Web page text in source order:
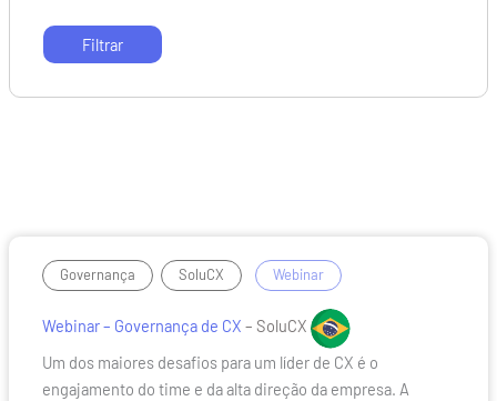
Governança , SoluCX / Webinar
Webinar – Governança de CX – SoluCX
Um dos maiores desafios para um líder de CX é o
engajamento do time e da alta direção da empresa. A
Webinar
Governança